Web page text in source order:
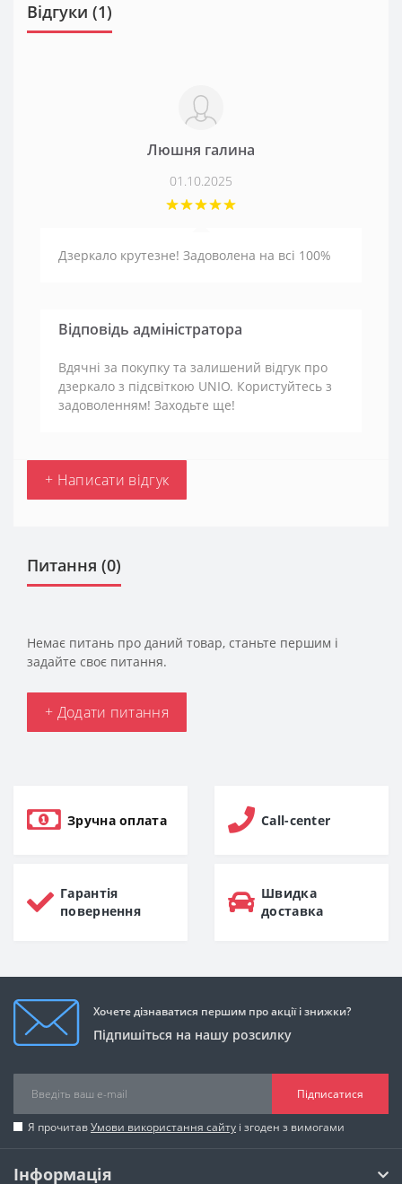
Відгуки (1)
Люшня галина
01.10.2025
Дзеркало крутезне! Задоволена на всі 100%
Відповідь адміністратора
Вдячні за покупку та залишений відгук про
дзеркало з підсвіткою UNIO. Користуйтесь з
задоволенням! Заходьте ще!
+ Написати відгук
Питання (0)
Немає питань про даний товар, станьте першим і
задайте своє питання.
+ Додати питання
Зручна оплата Call-center
Гарантія
повернення
Швидка
доставка
Хочете дізнаватися першим про акції і знижки?
Підпишіться на нашу розсилку
Підписатися
Я прочитавУмови використання сайту і згоден з вимогами
Інформація